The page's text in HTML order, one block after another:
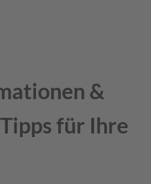
&
für Ihre